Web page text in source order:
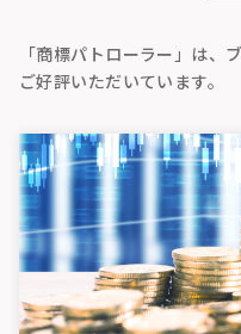
「商標パトローラー」は、
ご好評いただいています。